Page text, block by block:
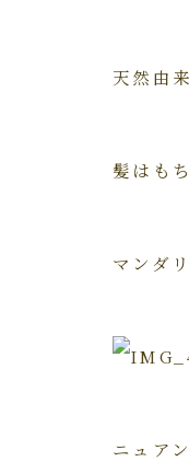
天然由
髪はも
マンダ
ニュア